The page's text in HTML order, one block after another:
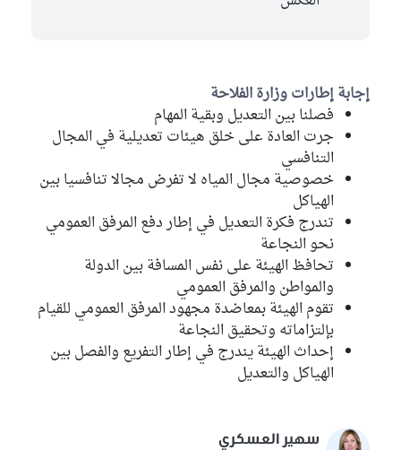
إجابة إطارات وزارة الفلاحة
فصلنا بين التعديل وبقية المهام
جرت العادة على خلق هيئات تعديلية في المجال
التنافسي
خصوصية مجال المياه لا تفرض مجالا تنافسيا بين
الهياكل
تندرج فكرة التعديل في إطار دفع المرفق العمومي
نحو النجاعة
تحافظ الهيئة على نفس المسافة بين الدولة
والمواطن والمرفق العمومي
تقوم الهيئة بمعاضدة مجهود المرفق العمومي للقيام
بإلتزاماته وتحقيق النجاعة
إحداث الهيئة يندرج في إطار التفريع والفصل بين
الهياكل والتعديل
سهير العسكري